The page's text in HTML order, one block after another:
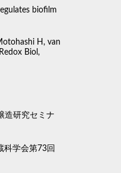
biofilm
H, van
Biol,
造研究セミナ
科学会第73回